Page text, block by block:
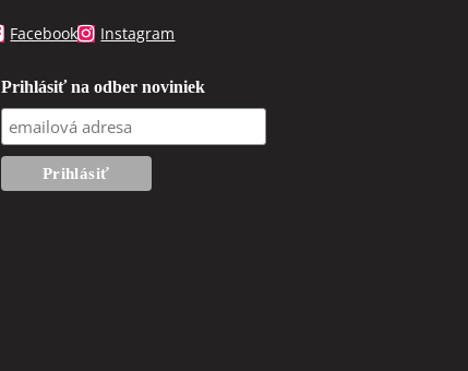
Facebook Instagram
Prihlásiť na odber noviniek